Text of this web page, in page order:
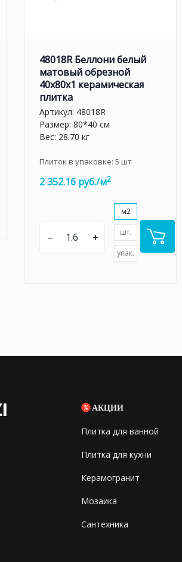
48018R Беллони белый
матовый обрезной
40x80x1 керамическая
плитка
Артикул: 48018R
Размер: 80*40 см
Вес: 28.70 кг
Плиток в упаковке: 5 шт
2 352.16 руб./м2
– +
м2
шт.
упак.
АКЦИИ
Плитка для ванной
Плитка для кухни
Керамогранит
Мозаика
Сантехника